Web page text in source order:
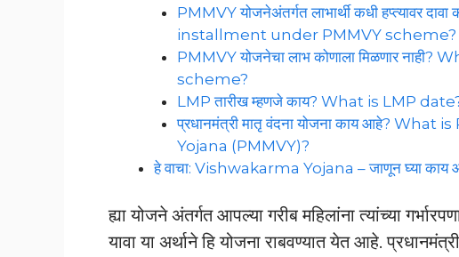
PMMVY योजनेअंतर्गत लाभार्थी कधी
installment under PMMVY scheme?
PMMVY योजनेचा लाभ कोणाला मिळणार
scheme?
LMP तारीख म्हणजे काय? What is LMP
प्रधानमंत्री मातृ वंदना योजना काय आहे?
Yojana (PMMVY)?
हे वाचा: Vishwakarma Yojana – जाणून घ्या काय आहे
ह्या योजने अंतर्गत आपल्या गरीब महिलांना त्यांच्या
यावा या अर्थाने हि योजना राबवण्यात येत आहे.